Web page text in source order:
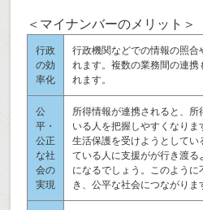
＜マイナンバーのメリット＞
行政
の効
率化
行政機関などでの情報の照合
れます。複数の業務間の連携
れます。
公
平・
公正
な社
会の
実現
所得情報が連携されると、
いる人を把握しやすくなり
生活保護を受けようとしてい
ている人に支援がが行き渡る
になるでしょう。このよう
き、公平な社会につながりま